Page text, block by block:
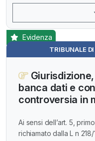
TRIBUNALE
Evidenza
banca dati e
controversia in
Ai sensi dell’art. 5,
richiamato dalla L n